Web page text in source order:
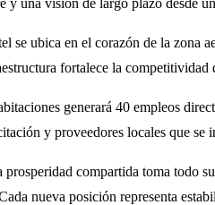
se ubica en el corazón de la zona
fortalece la
generará 40 empleos
y proveedores locales que se
compartida toma todo
nueva posición representa